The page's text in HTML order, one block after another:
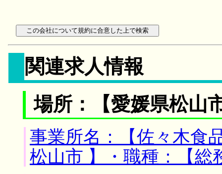
関連求人情報
場所：【愛媛県松山
事業所名：【佐々木食
松山市 】・職種：【